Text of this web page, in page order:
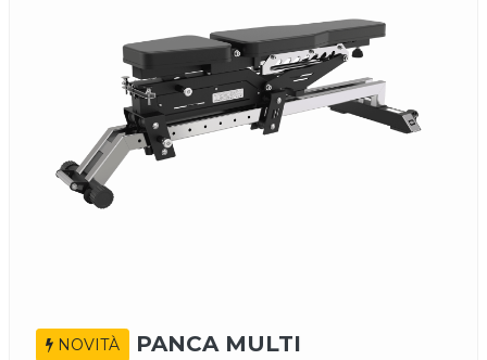
NOVITÀ
PANCA MULTI